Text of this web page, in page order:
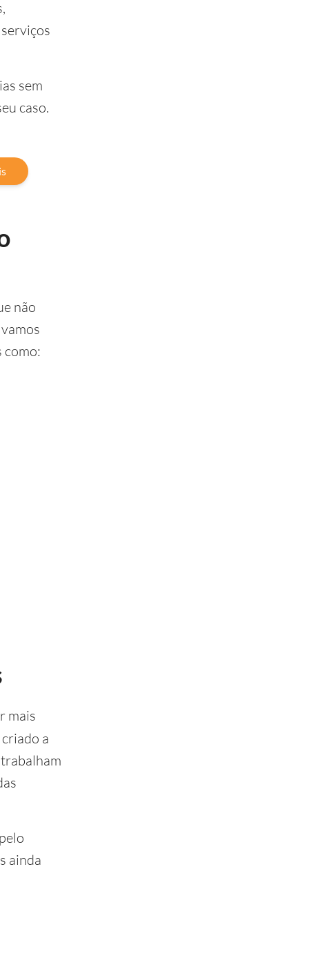
sem
caso.
não
como:
mais
a
ainda